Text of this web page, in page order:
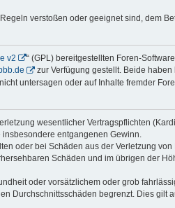
verstoßen oder geeignet sind, dem
v2 “ (GPL) bereitgestellten Foren-
zur Verfügung gestellt. Beide
untersagen oder auf Inhalte fremder
wesentlicher Vertragspflichten
entgangenen Gewinn.
oder bei Schäden aus der Verletzung
Schäden und im übrigen der
oder vorsätzlichem oder grob
Durchschnittsschäden begrenzt. Dies gilt